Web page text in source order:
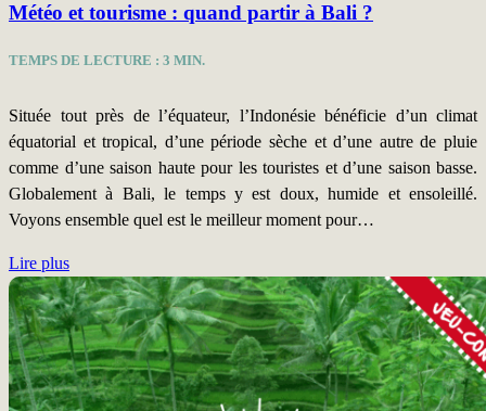
Météo et tourisme : quand partir à Bali ?
TEMPS DE LECTURE : 3 MIN.
Située tout près de l’équateur, l’Indonésie bénéficie d’un climat
équatorial et tropical, d’une période sèche et d’une autre de pluie
comme d’une saison haute pour les touristes et d’une saison basse.
Globalement à Bali, le temps y est doux, humide et ensoleillé.
Voyons ensemble quel est le meilleur moment pour…
Lire plus